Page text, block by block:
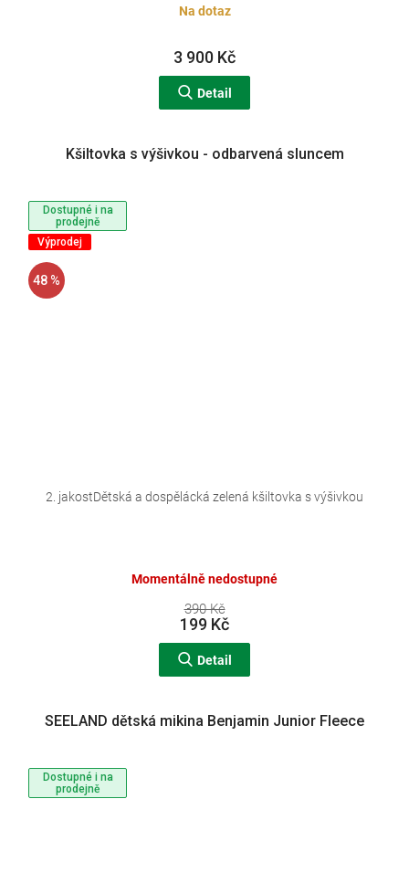
Na dotaz
3 900 Kč
Detail
Dostupné i na
prodejně
Výprodej
48 %
Kšiltovka s výšivkou - odbarvená sluncem
Momentálně nedostupné
390 Kč
199 Kč
Detail
2. jakostDětská a dospělácká zelená kšiltovka s výšivkou
Dostupné i na
prodejně
SEELAND dětská mikina Benjamin Junior Fleece